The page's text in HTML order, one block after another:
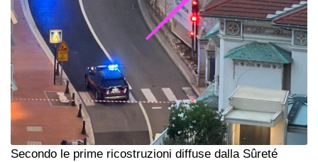
Secondo le prime ricostruzioni diffuse dalla Sûreté